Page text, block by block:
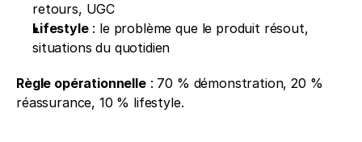
retours, UGC
Lifestyle : le problème que le produit résout,
situations du quotidien
Règle opérationnelle : 70 % démonstration, 20 %
réassurance, 10 % lifestyle.